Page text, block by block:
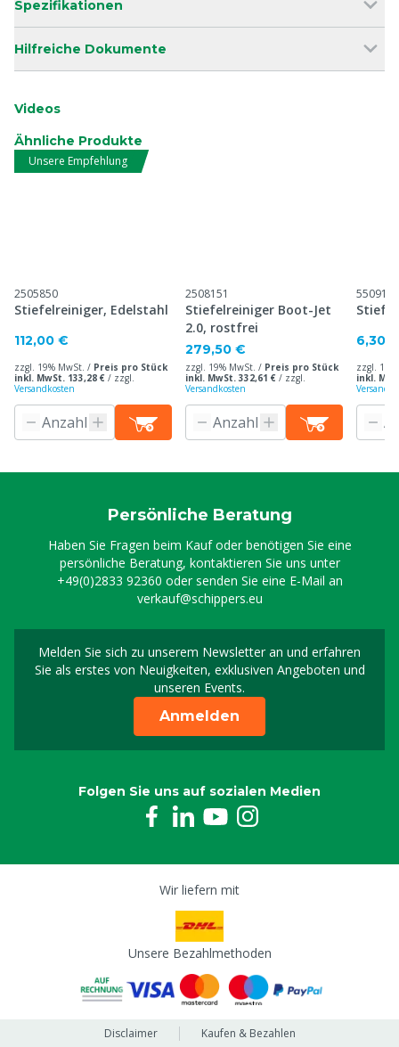
Spezifikationen
Hilfreiche Dokumente
Videos
Ähnliche Produkte
Unsere Empfehlung
2505850
Stiefelreiniger, Edelstahl
112,00 €
zzgl. 19% MwSt. / Preis pro Stück
inkl. MwSt. 133,28 € / zzgl.
Versandkosten
2508151
Stiefelreiniger Boot-Jet
2.0, rostfrei
279,50 €
zzgl. 19% MwSt. / Preis pro Stück
inkl. MwSt. 332,61 € / zzgl.
Versandkosten
5509145
6,30 €
zzgl.
inkl.
Persönliche Beratung
Haben Sie Fragen beim Kauf oder benötigen Sie eine
persönliche Beratung, kontaktieren Sie uns unter
+49(0)2833 92360 oder senden Sie eine E-Mail an
verkauf@schippers.eu
Melden Sie sich zu unserem Newsletter an und erfahren
Sie als erstes von Neuigkeiten, exklusiven Angeboten und
unseren Events.
Melden Sie sich für
Anmelden
Folgen Sie uns auf sozialen Medien
Wir liefern mit
Unsere Bezahlmethoden
Disclaimer Kaufen & Bezahlen